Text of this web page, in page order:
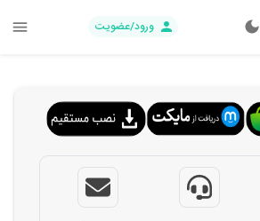
ورود/عضویت